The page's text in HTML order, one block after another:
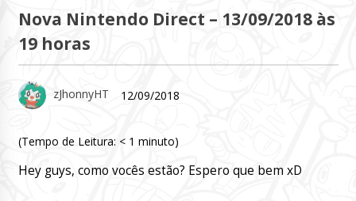
Nova Nintendo Direct – 13/09/2018 às
19 horas
zJhonnyHT 12/09/2018
(Tempo de Leitura: < 1 minuto)
Hey guys, como vocês estão? Espero que bem xD